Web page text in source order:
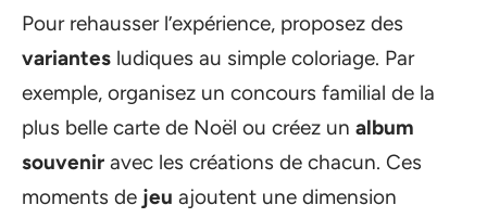
Pour rehausser l’expérience, proposez des
variantes ludiques au simple coloriage. Par
exemple, organisez un concours familial de la
plus belle carte de Noël ou créez un album
souvenir avec les créations de chacun. Ces
moments de jeu ajoutent une dimension